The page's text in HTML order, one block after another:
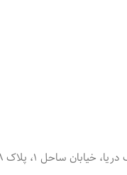
ساحل 1، پلاک 18 (